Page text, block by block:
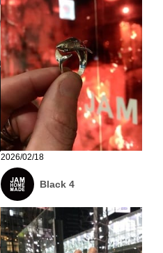
2026/02/18
Black 4